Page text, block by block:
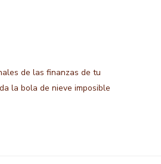
de las finanzas de tu
la bola de nieve imposible